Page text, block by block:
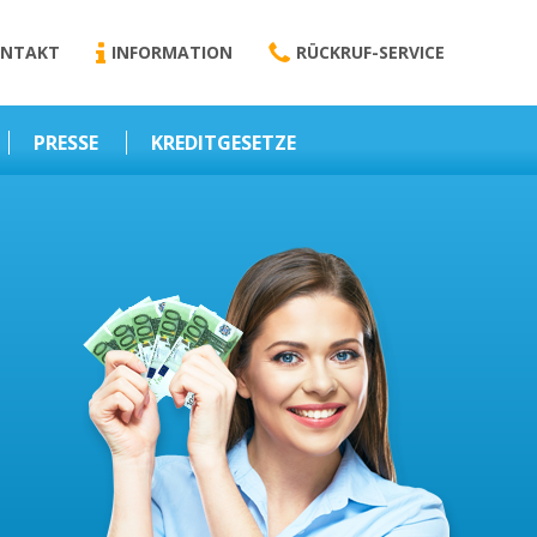
INFORMATION RÜCKRUF-SERVICE
PRESSE KREDITGESETZE
Darlehensvermittlung
Nebenentgelte
Kreditvermittlung
Abweichende
Vereinbarung
Erlaubnis zur
Kreditvermittlung